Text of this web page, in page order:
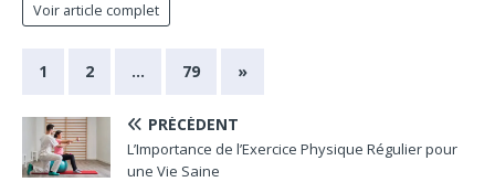
Voir article complet
1 2 … 79 »
PRÉCÉDENT
L’Importance de l’Exercice Physique Régulier pour
une Vie Saine